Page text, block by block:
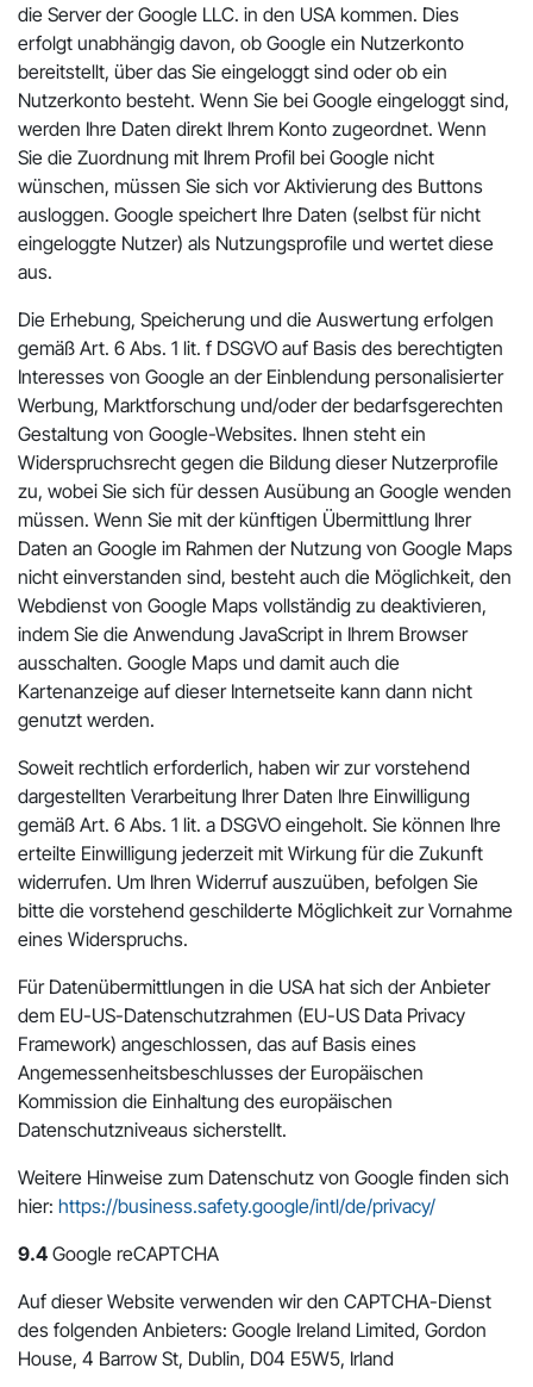
die Server der Google LLC. in den USA kommen. Dies
erfolgt unabhängig davon, ob Google ein Nutzerkonto
bereitstellt, über das Sie eingeloggt sind oder ob ein
Nutzerkonto besteht. Wenn Sie bei Google eingeloggt sind,
werden Ihre Daten direkt Ihrem Konto zugeordnet. Wenn
Sie die Zuordnung mit Ihrem Profil bei Google nicht
wünschen, müssen Sie sich vor Aktivierung des Buttons
ausloggen. Google speichert Ihre Daten (selbst für nicht
eingeloggte Nutzer) als Nutzungsprofile und wertet diese
aus.
Die Erhebung, Speicherung und die Auswertung erfolgen
gemäß Art. 6 Abs. 1 lit. f DSGVO auf Basis des berechtigten
Interesses von Google an der Einblendung personalisierter
Werbung, Marktforschung und/oder der bedarfsgerechten
Gestaltung von Google-Websites. Ihnen steht ein
Widerspruchsrecht gegen die Bildung dieser Nutzerprofile
zu, wobei Sie sich für dessen Ausübung an Google wenden
müssen. Wenn Sie mit der künftigen Übermittlung Ihrer
Daten an Google im Rahmen der Nutzung von Google Maps
nicht einverstanden sind, besteht auch die Möglichkeit, den
Webdienst von Google Maps vollständig zu deaktivieren,
indem Sie die Anwendung JavaScript in Ihrem Browser
ausschalten. Google Maps und damit auch die
Kartenanzeige auf dieser Internetseite kann dann nicht
genutzt werden.
Soweit rechtlich erforderlich, haben wir zur vorstehend
dargestellten Verarbeitung Ihrer Daten Ihre Einwilligung
gemäß Art. 6 Abs. 1 lit. a DSGVO eingeholt. Sie können Ihre
erteilte Einwilligung jederzeit mit Wirkung für die Zukunft
widerrufen. Um Ihren Widerruf auszuüben, befolgen Sie
bitte die vorstehend geschilderte Möglichkeit zur Vornahme
eines Widerspruchs.
Für Datenübermittlungen in die USA hat sich der Anbieter
dem EU-US-Datenschutzrahmen (EU-US Data Privacy
Framework) angeschlossen, das auf Basis eines
Angemessenheitsbeschlusses der Europäischen
Kommission die Einhaltung des europäischen
Datenschutzniveaus sicherstellt.
Weitere Hinweise zum Datenschutz von Google finden sich
hier: https://business.safety.google/intl/de/privacy/
9.4 Google reCAPTCHA
Auf dieser Website verwenden wir den CAPTCHA-Dienst
des folgenden Anbieters: Google Ireland Limited, Gordon
House, 4 Barrow St, Dublin, D04 E5W5, Irland